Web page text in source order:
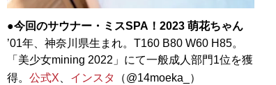
●今回のサウナー・ミスSPA！2023 萌花ちゃん
’01年、神奈川県生まれ。T160 B80 W60 H85。
「美少女mining 2022」にて一般成人部門1位を獲
得。 公式X インスタ （@14moeka_）